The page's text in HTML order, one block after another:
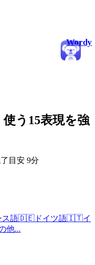
Wordy
う15表現を強
目安 9分
ス語🇩🇪 ドイツ語🇮🇹イ
他...